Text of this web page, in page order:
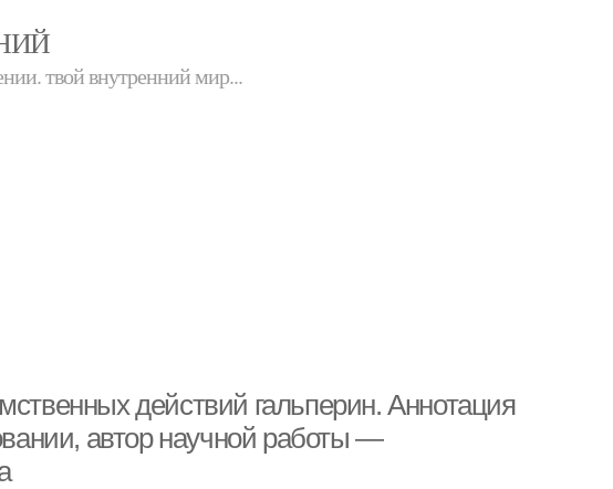
твой внутренний мир...
действий гальперин. Аннотация
автор научной работы —